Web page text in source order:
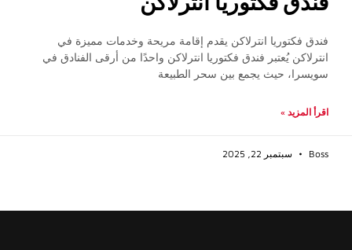
فندق فكتوريا انترلاكن يقدم إقامة مريحة وخدمات مميزة في
انترلاكن يُعتبر فندق فكتوريا انترلاكن واحدًا من أرقى الفنادق في
سويسرا، حيث يجمع بين سحر الطبيعة
اقرأ المزيد »
Boss سبتمبر 22, 2025